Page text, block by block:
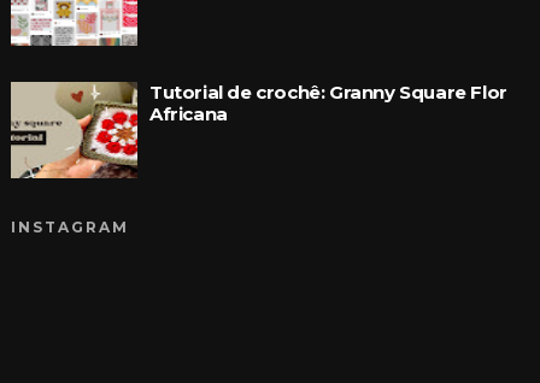
Tutorial de crochê: Granny Square Flor
Africana
INSTAGRAM